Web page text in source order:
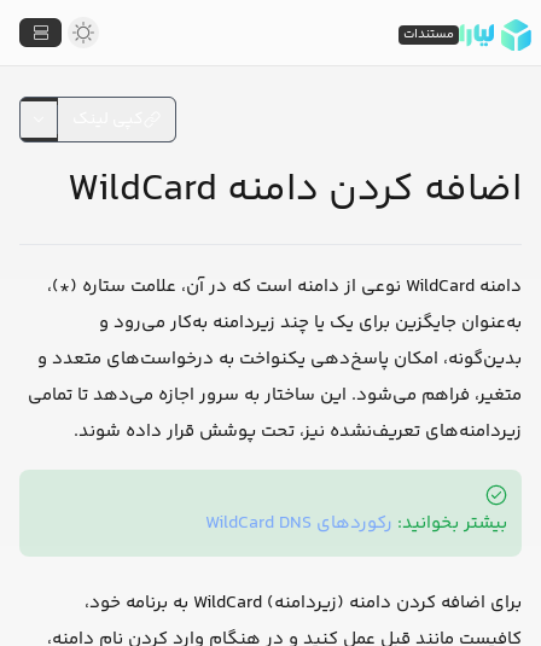
اضافه کردن دامنه WildCard
دامنه WildCard نوعی از دامنه است که در آن، علامت ستاره (*)،
به‌عنوان جایگزین برای یک یا چند زیردامنه به‌کار می‌رود و
بدین‌گونه، امکان پاسخ‌دهی یکنواخت به درخواست‌های متعدد و
متغیر، فراهم می‌شود. این ساختار به سرور اجازه می‌دهد تا تمامی
زیردامنه‌های تعریف‌نشده نیز، تحت پوشش قرار داده شوند.
بیشتر بخوانید: رکوردهای WildCard DNS
برای اضافه کردن دامنه (زیردامنه) WildCard به برنامه خود،
کافیست مانند قبل عمل کنید و در هنگام وارد کردن نام دامنه،
مستندات